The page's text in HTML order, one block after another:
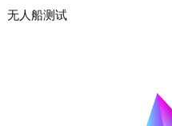
无人船测试